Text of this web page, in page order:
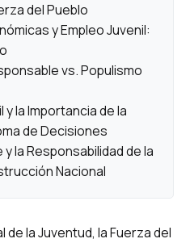
del Pueblo
y Empleo Juvenil:
vs. Populismo
la Importancia de la
de Decisiones
la Responsabilidad de la
Nacional
de la Juventud, la Fuerza del